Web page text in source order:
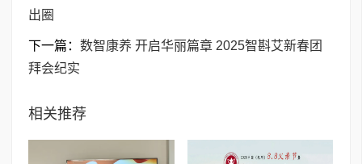
出圈
下一篇： 数智康养 开启华丽篇章 2025智斟艾新春团
拜会纪实
相关推荐